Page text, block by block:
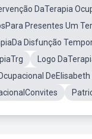
DaTerapia
Presentes Um
Disfunção
Logo
DeElisabeth